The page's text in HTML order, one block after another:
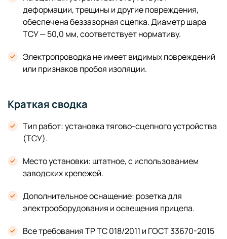
деформации, трещины и другие повреждения,
обеспечена беззазорная сцепка. Диаметр шара
ТСУ — 50,0 мм, соответствует нормативу.
Электропроводка не имеет видимых повреждений
или признаков пробоя изоляции.
Краткая сводка
Тип работ: установка тягово-сцепного устройства
(ТСУ).
Место установки: штатное, с использованием
заводских крепежей.
Дополнительное оснащение: розетка для
электрооборудования и освещения прицепа.
Все требования ТР ТС 018/2011 и ГОСТ 33670-2015